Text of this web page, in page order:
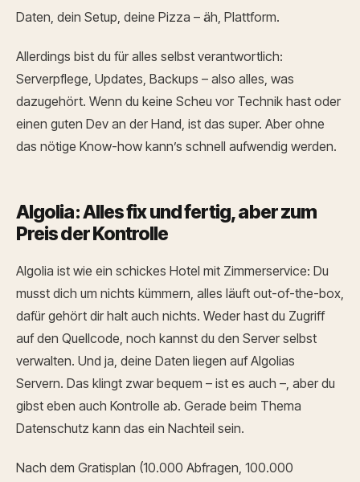
Daten, dein Setup, deine Pizza – äh, Plattform.
Allerdings bist du für alles selbst verantwortlich:
Serverpflege, Updates, Backups – also alles, was
dazugehört. Wenn du keine Scheu vor Technik hast oder
einen guten Dev an der Hand, ist das super. Aber ohne
das nötige Know-how kann’s schnell aufwendig werden.
Algolia: Alles fix und fertig, aber zum
Preis der Kontrolle
Algolia ist wie ein schickes Hotel mit Zimmerservice: Du
musst dich um nichts kümmern, alles läuft out-of-the-box,
dafür gehört dir halt auch nichts. Weder hast du Zugriff
auf den Quellcode, noch kannst du den Server selbst
verwalten. Und ja, deine Daten liegen auf Algolias
Servern. Das klingt zwar bequem – ist es auch –, aber du
gibst eben auch Kontrolle ab. Gerade beim Thema
Datenschutz kann das ein Nachteil sein.
Nach dem Gratisplan (10.000 Abfragen, 100.000